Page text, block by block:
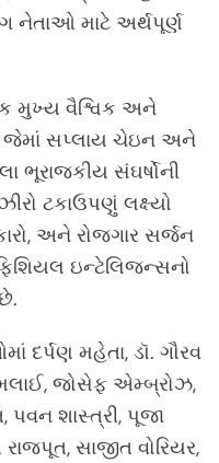
નેતાઓ માટે અર્થપૂર્ણ
મુખ્ય વૈશ્વિક અને
જેમાં સપ્લાય ચેઇન અને
ભૂરાજકીય સંઘર્ષોની
ટકાઉપણું લક્ષ્યો
અને રોજગાર સર્જન
ઇન્ટેલિજન્સનો
દર્પણ મહેતા, ડૉ. ગૌરવ
જોસેફ એમ્બ્રોઝ,
પવન શાસ્ત્રી, પૂજા
સાજીત વોરિયર,